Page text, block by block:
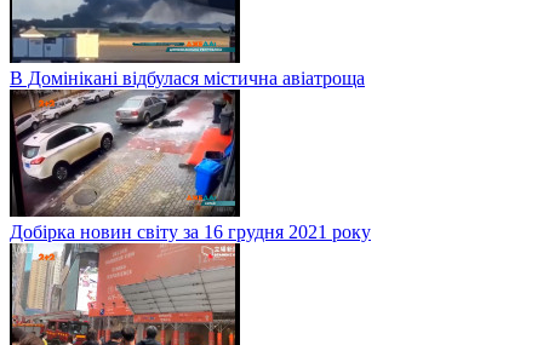
В Домінікані відбулася містична авіатроща
Добірка новин світу за 16 грудня 2021 року